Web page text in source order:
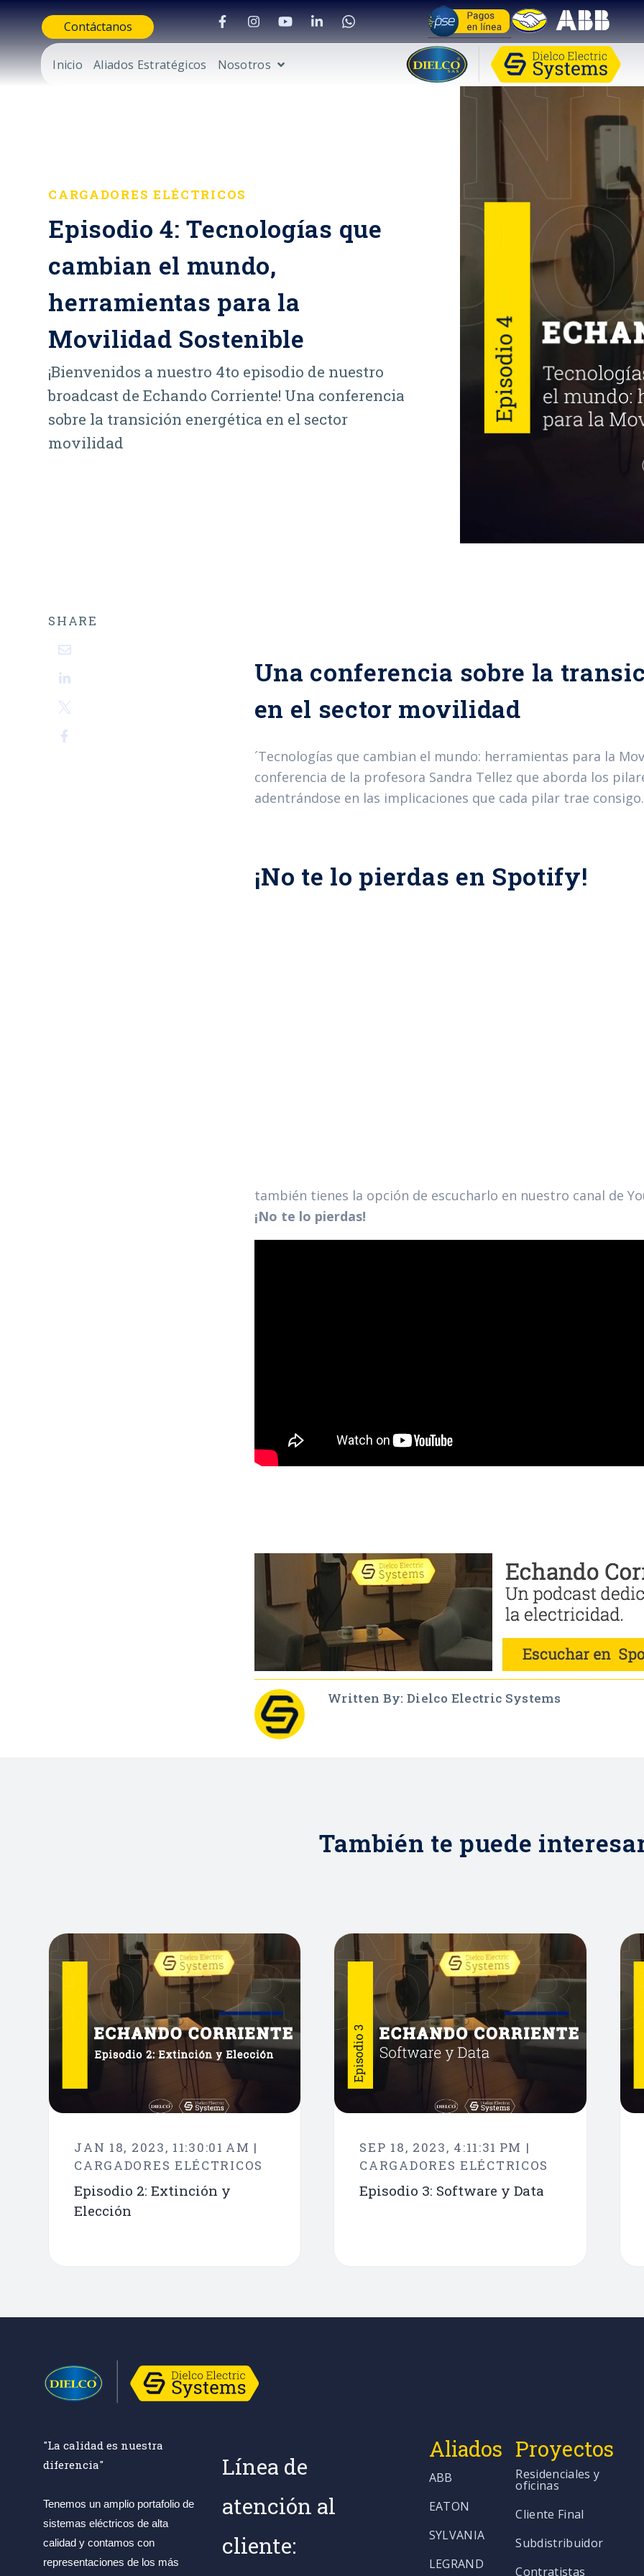
Contáctanos
Inicio Aliados Estratégicos Nosotros
CARGADORES ELÉCTRICOS
Episodio 4: Tecnologías que
cambian el mundo,
herramientas para la
Movilidad Sostenible
¡Bienvenidos a nuestro 4to episodio de nuestro
broadcast de Echando Corriente! Una conferencia
sobre la transición energética en el sector
movilidad
SHARE
Una conferencia sobre la
en el sector movilidad
´Tecnologías que cambian el mundo: herramientas para la
conferencia de la profesora Sandra Tellez que aborda los
adentrándose en las implicaciones que cada pilar trae consigo.
¡No te lo pierdas en Spotify!
también tienes la opción de escucharlo en nuestro canal de
¡No te lo pierdas!
Written By: Dielco Electric Systems
También te puede
JAN 18, 2023, 11:30:01 AM |
CARGADORES ELÉCTRICOS
Episodio 2: Extinción y
Elección
SEP 18, 2023, 4:11:31 PM |
CARGADORES ELÉCTRICOS
Episodio 3: Software y Data
"La calidad es nuestra
diferencia"
Tenemos un amplio portafolio de
sistemas eléctricos de alta
calidad y contamos con
representaciones de los más
Línea de
atención al
cliente:
Aliados
ABB
EATON
SYLVANIA
LEGRAND
Proyectos
Residenciales y
oficinas
Cliente Final
Subdistribuidor
Contratistas